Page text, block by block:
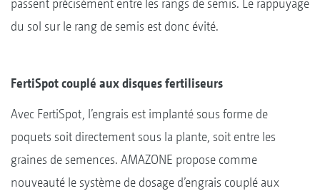
passent précisément entre les rangs de semis. Le rappuyage
du sol sur le rang de semis est donc évité.
FertiSpot couplé aux disques fertiliseurs
Avec FertiSpot, l’engrais est implanté sous forme de
poquets soit directement sous la plante, soit entre les
graines de semences. AMAZONE propose comme
nouveauté le système de dosage d’engrais couplé aux